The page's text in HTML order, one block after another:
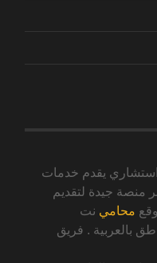
يقدم خدمات
منصة جيدة لتقديم
محامي نت
بالعربية . فريق